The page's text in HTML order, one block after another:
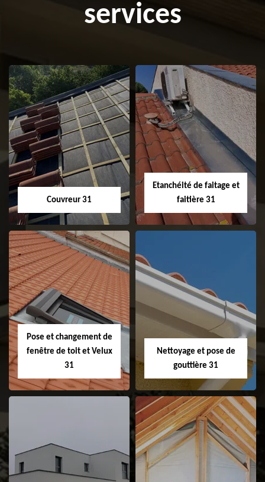
services
Couvreur 31
Couvreur 31
Etanchéité de faitage et
faitière 31
Etanchéité de
faitage et faitière
31
Pose et changement de
fenêtre de toit et Velux
31
Pose et
changement de
Nettoyage et pose de
gouttière 31
Nettoyage et pose